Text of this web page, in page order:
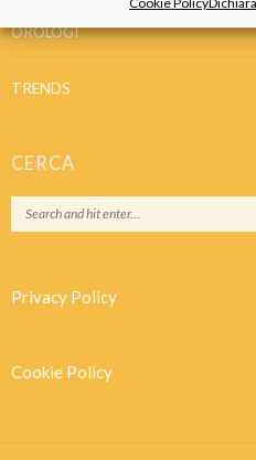
OROLOGI
TRENDS
CERCA
Privacy Policy
Cookie Policy